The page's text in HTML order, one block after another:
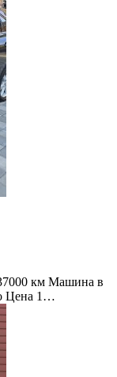
км Машина в
Цена 1…